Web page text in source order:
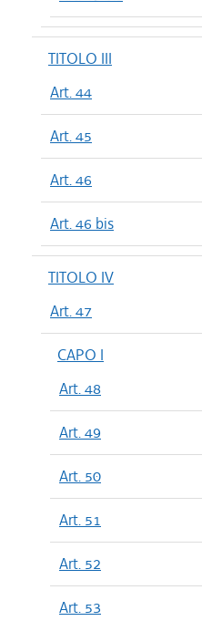
TITOLO III
Art. 44
Art. 45
Art. 46
Art. 46 bis
TITOLO IV
Art. 47
CAPO I
Art. 48
Art. 49
Art. 50
Art. 51
Art. 52
Art. 53